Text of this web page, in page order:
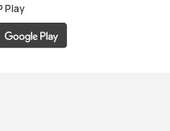
Play